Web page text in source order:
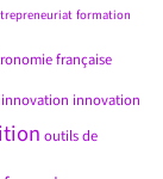
formation
française
innovation innovation
outils de